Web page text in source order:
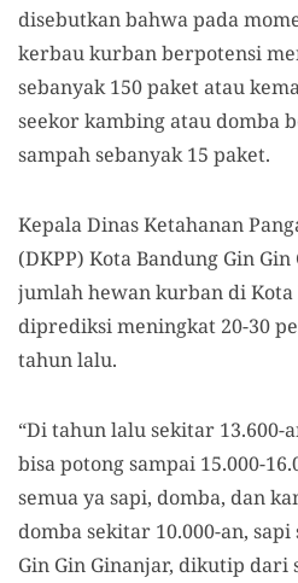
disebutkan bahwa pada
kerbau kurban berpotensi
sebanyak 150 paket atau
seekor kambing atau domba
sampah sebanyak 15 paket.
Kepala Dinas Ketahanan
(DKPP) Kota Bandung Gin
jumlah hewan kurban di Kota
diprediksi meningkat 20-30
tahun lalu.
“Di tahun lalu sekitar
bisa potong sampai 15.000-
semua ya sapi, domba, dan
domba sekitar 10.000-an,
Gin Gin Ginanjar, dikutip dari